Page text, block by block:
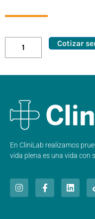
Cotizar
En CliniLab realizamos
vida plena es una vida con